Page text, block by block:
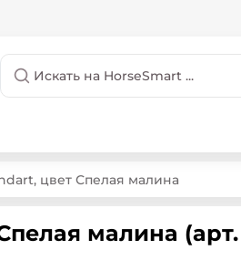
цвет Спелая малина
малина (арт.